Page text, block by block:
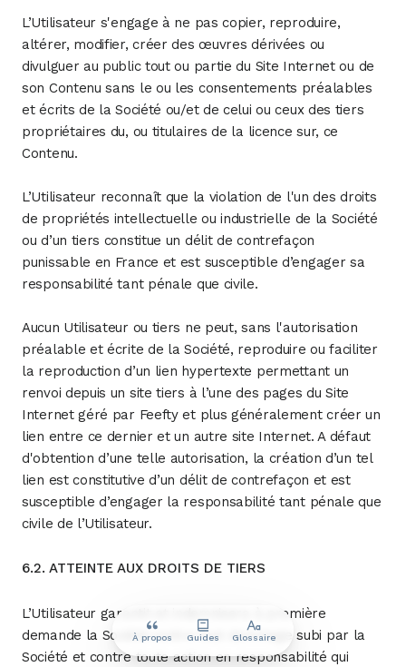
À propos Guides Glossaire
L’Utilisateur s'engage à ne pas copier, reproduire,
altérer, modifier, créer des œuvres dérivées ou
divulguer au public tout ou partie du Site Internet ou de
son Contenu sans le ou les consentements préalables
et écrits de la Société ou/et de celui ou ceux des tiers
propriétaires du, ou titulaires de la licence sur, ce
Contenu.
L’Utilisateur reconnaît que la violation de l'un des droits
de propriétés intellectuelle ou industrielle de la Société
ou d’un tiers constitue un délit de contrefaçon
punissable en France et est susceptible d’engager sa
responsabilité tant pénale que civile.
Aucun Utilisateur ou tiers ne peut, sans l'autorisation
préalable et écrite de la Société, reproduire ou faciliter
la reproduction d’un lien hypertexte permettant un
renvoi depuis un site tiers à l’une des pages du Site
Internet géré par Feefty et plus généralement créer un
lien entre ce dernier et un autre site Internet. A défaut
d'obtention d’une telle autorisation, la création d’un tel
lien est constitutive d’un délit de contrefaçon et est
susceptible d’engager la responsabilité tant pénale que
civile de l’Utilisateur.
6.2. ATTEINTE AUX DROITS DE TIERS
L’Utilisateur garantit et indemnisera à première
demande la Société contre tout dommage subi par la
Société et contre toute action en responsabilité qui